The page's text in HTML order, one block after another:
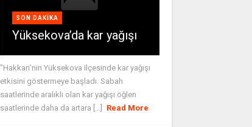
SON DAKIKA
Yüksekova’da kar yağışı
"Hakkari'nin Yüksekova ilçesinde kar yağışı
etkisini göstermeye başladı. Sabah
saatlerinde aralıklı olan kar yağışı öğlen
saatlerinde daha da artara [...]
Read More